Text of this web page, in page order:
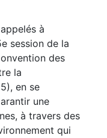
à
session de la
des
la
en se
une
à travers des
qui